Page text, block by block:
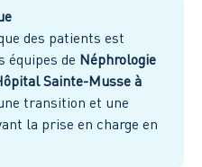
des patients est
équipes de Néphrologie
Sainte-Musse à
transition et une
la prise en charge en